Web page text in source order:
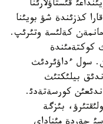
قئستاؤلارئنا
1457- جئلدئث قارا كذزئندة شؤ بويئنا
كةلئسة وتئرئپ.
1458- جئلدئث كوكتةمئندة
سول ءداؤئردئث
بيلئكتئث
كورسةتةدئ.
بئزگة